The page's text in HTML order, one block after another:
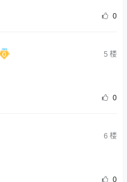
0
5 楼
0
6 楼
0